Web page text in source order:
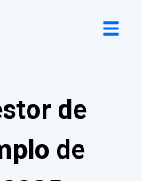
de
de